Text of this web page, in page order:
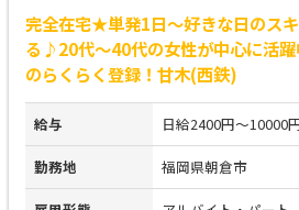
完全在宅★単発1日～好きな日のス
る♪20代～40代の女性が中心に活
のらくらく登録！甘木(西鉄)
給与 日給2400円～10000
勤務地 福岡県朝倉市